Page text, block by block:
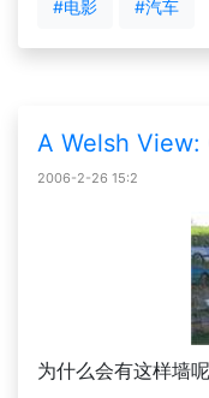
#电影 #汽车
A Welsh View:
2006-2-26 15:2
为什么会有这样墙